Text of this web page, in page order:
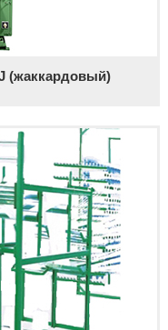
(жаккардовый)